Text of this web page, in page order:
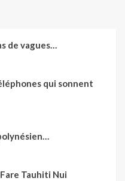
de vagues…
qui sonnent
Tauhiti Nui